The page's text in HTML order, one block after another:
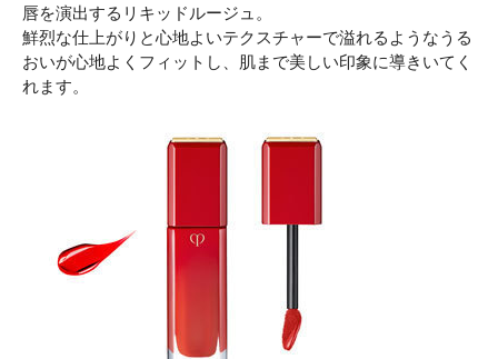
唇を演出するリキッドルージュ。
鮮烈な仕上がりと心地よいテクスチャーで溢れるようなうる
おいが心地よくフィットし、肌まで美しい印象に導きいてく
れます。